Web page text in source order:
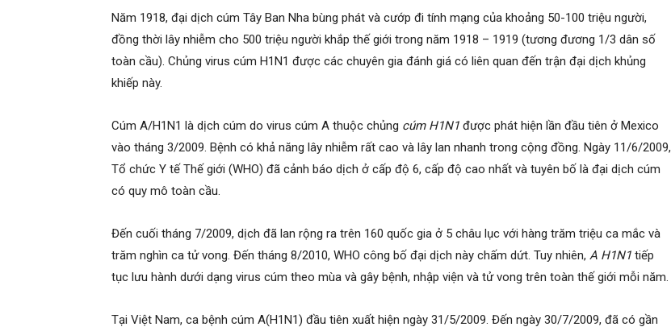
Năm 1918, đại dịch cúm Tây Ban Nha bùng phát và cướp đi tính mạng của khoảng 50-100 triệu người,
đồng thời lây nhiễm cho 500 triệu người khắp thế giới trong năm 1918 – 1919 (tương đương 1/3 dân số
toàn cầu). Chủng virus cúm H1N1 được các chuyên gia đánh giá có liên quan đến trận đại dịch khủng
khiếp này.
Cúm A/H1N1 là dịch cúm do virus cúm A thuộc chủng cúm H1N1 được phát hiện lần đầu tiên ở Mexico
vào tháng 3/2009. Bệnh có khả năng lây nhiễm rất cao và lây lan nhanh trong cộng đồng. Ngày 11/6/2009,
Tổ chức Y tế Thế giới (WHO) đã cảnh báo dịch ở cấp độ 6, cấp độ cao nhất và tuyên bố là đại dịch cúm
có quy mô toàn cầu.
Đến cuối tháng 7/2009, dịch đã lan rộng ra trên 160 quốc gia ở 5 châu lục với hàng trăm triệu ca mắc và
trăm nghìn ca tử vong. Đến tháng 8/2010, WHO công bố đại dịch này chấm dứt. Tuy nhiên, A H1N1 tiếp
tục lưu hành dưới dạng virus cúm theo mùa và gây bệnh, nhập viện và tử vong trên toàn thế giới mỗi năm.
Tại Việt Nam, ca bệnh cúm A(H1N1) đầu tiên xuất hiện ngày 31/5/2009. Đến ngày 30/7/2009, đã có gần